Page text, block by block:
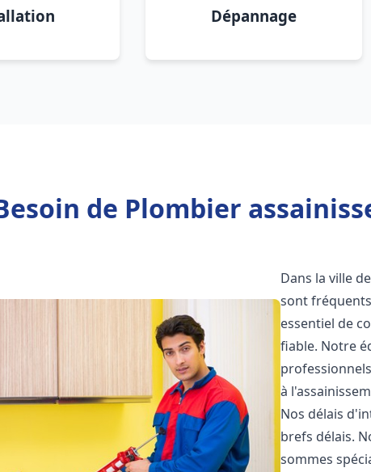
Dépannage
de Plombier
Dans la ville
sont
essentiel de
fiable. Notre
à
Nos délais
brefs délais.
sommes